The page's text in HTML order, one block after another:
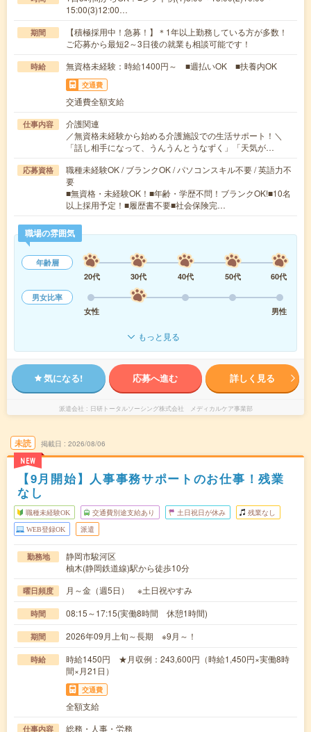
15:00(3)12:00…
期間
【積極採用中！急募！】＊1年以上勤務している方が多数！
ご応募から最短2～3日後の就業も相談可能です！
時給 無資格未経験：時給1400円～ ■週払いOK ■扶養内OK
交通費
交通費全額支給
仕事内容
介護関連
／無資格未経験から始める介護施設での生活サポート！＼
「話し相手になって、うんうんとうなずく」「天気が…
応募資格
職種未経験OK / ブランクOK / パソコンスキル不要 / 英語力不
要
■無資格・未経験OK！■年齢・学歴不問！ブランクOK!■10名
以上採用予定！■履歴書不要■社会保険完…
職場の雰囲気
年齢層
20代
30代 40代 50代
60代
男女比率
女性
男性
もっと見る
気になる! 応募へ進む 詳しく見る
派遣会社 日研トータルソーシング株式会社 メディカルケア事業部
未読
NEW
掲載日 2026/08/06
【9月開始】人事事務サポートのお仕事！残業
なし
職種未経験OK 交通費別途支給あり 土日祝日が休み 残業なし
WEB登録OK 派遣
勤務地
静岡市駿河区
柚木(静岡鉄道線)駅から徒歩10分
曜日頻度 月～金（週5日） ※土日祝やすみ
時間 08:15～17:15(実働8時間 休憩1時間)
期間 2026年09月上旬～長期 ※9月～！
時給
時給1450円 ★月収例：243,600円（時給1,450円×実働8時
間×月21日）
交通費
全額支給
仕事内容 総務・人事・労務